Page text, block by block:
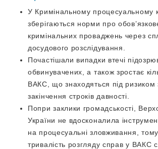
У Кримінальному процесуальному
зберігаються норми про
кримінальних проваджень через
досудового розслідування.
Почастішали випадки втечі
обвинувачених, а також зростає
ВАКС, що знаходяться під ризиком
закінчення строків давності.
Попри заклики громадськості,
України не вдосконалила
на процесуальні зловживання,
тривалість розгляду справ у ВАКС